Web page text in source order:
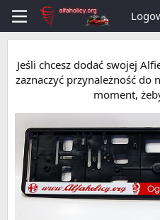
Jeśli chcesz dodać swojej
zaznaczyć przynależność do
moment,